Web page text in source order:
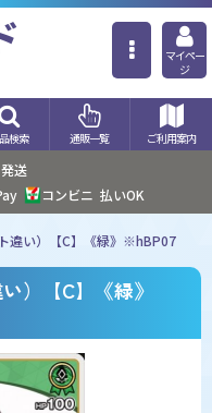
マイペー
ジ
検索 通販一覧 ご利用案内
送
コンビニ 払いOK
違い）【C】《緑》※hBP07
）【C】《緑》